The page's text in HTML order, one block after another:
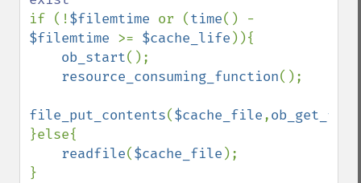
if (!$filemtime or (time
$filemtime >= $cache_life )){
ob_start();
resource_consuming_function();
file_put_contents($cache_file,
}else{
readfile($cache_file );